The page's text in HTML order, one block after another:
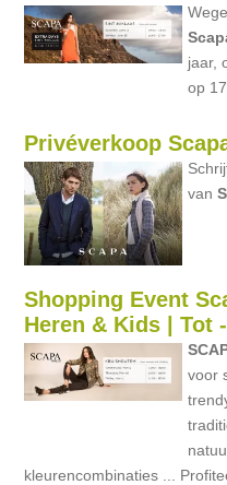
jaar,
op
Privéverkoop
van
Shopping Event
Heren & Kids | Tot
voor
kleurencombinaties ...